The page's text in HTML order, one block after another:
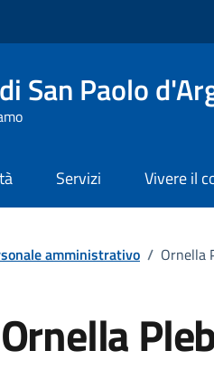
San Paolo
Servizi Vivere il
amministrativo / Ornella
Ornella